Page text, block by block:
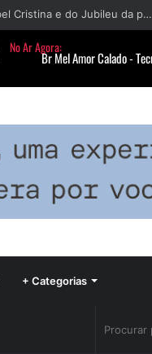
Paróquia Nossa Senhora da Piedade divulga programação da Festa da Beata Isabel Cristina e do Jubileu da padroeira
+ Categorias